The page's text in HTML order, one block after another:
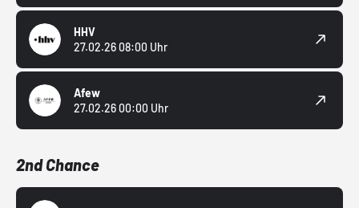
HHV
27.02.26 08:00 Uhr
Afew
27.02.26 00:00 Uhr
2nd Chance